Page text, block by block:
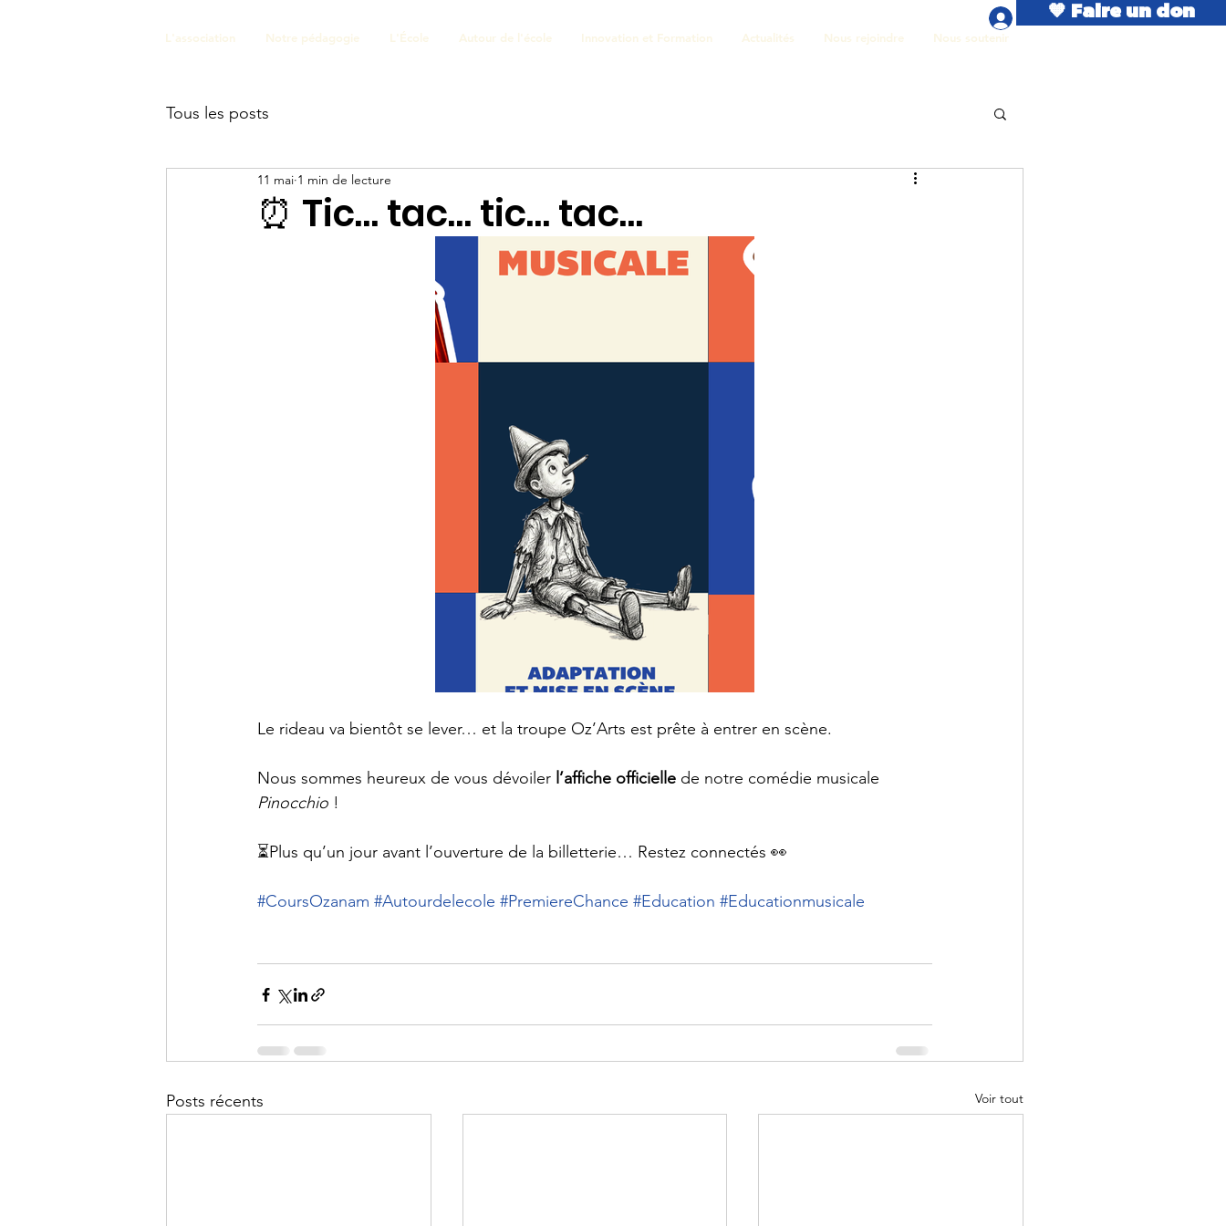
🧡 Faire un don
L'association Notre pédagogie L'École Autour de l'école Innovation et Formation Actualités Nous rejoindre Nous soutenir
Se connecter
Tous les posts
⏰ Tic… tac… tic… tac…
11 mai 1 min de lecture
Le rideau va bientôt se lever… et la troupe Oz’Arts est prête à entrer en scène.
Nous sommes heureux de vous dévoiler l’affiche officielle de notre comédie musicale
Pinocchio !
⏳Plus qu’un jour avant l’ouverture de la billetterie… Restez connectés 👀
#CoursOzanam #Autourdelecole #PremiereChance #Education #Educationmusicale
Posts récents Voir tout